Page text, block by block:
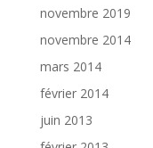
novembre 2019
novembre 2014
mars 2014
février 2014
juin 2013